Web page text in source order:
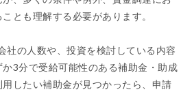
とも理解する必要があります。
社の人数や、投資を検討している内容
3分で受給可能性のある補助金・助成
したい補助金が見つかったら、申請